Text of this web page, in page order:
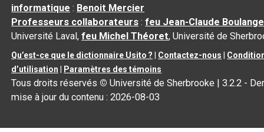
informatique : Benoit Mercier
Professeurs collaborateurs :feu Jean-Claude
Université Laval,feu Michel Théoret, Université de
Qu’est-ce que le dictionnaire Usito ? Contactez-nous
d’utilisation
Paramètres des témoins
Tous droits réservés © Université de Sherbrooke |3.2.2 -
mise à jour du contenu :2026-08-03